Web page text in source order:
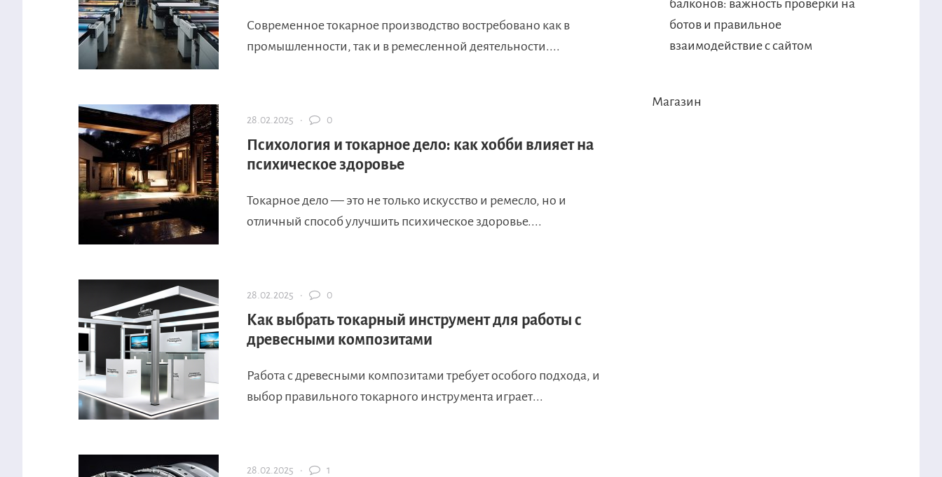
Современное токарное производство востребовано как в
промышленности, так и в ремесленной деятельности....
28.02.2025 · 0
Психология и токарное дело: как хобби влияет на
психическое здоровье
Токарное дело — это не только искусство и ремесло, но и
отличный способ улучшить психическое здоровье....
28.02.2025 · 0
Как выбрать токарный инструмент для работы с
древесными композитами
Работа с древесными композитами требует особого подхода, и
выбор правильного токарного инструмента играет...
28.02.2025 · 1
балконов: важность проверки на
ботов и правильное
взаимодействие с сайтом
Магазин